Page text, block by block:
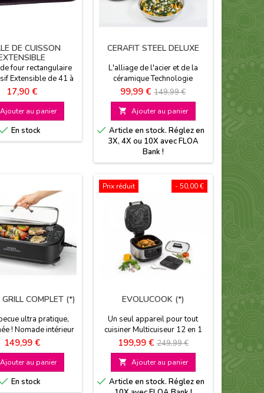
DE CUISSON
four rectangulaire
Extensible de 41 à
au plat à four
plaque à four
Prix
17,90 €
Ajouter au panier
 En stock
CERAFIT STEEL DELUXE
L'alliage de l'acier et de la
céramique Technologie
allemande brevetée Solidité et
robustesse Propriétés
antiadhésives avec 1 Nicer
Dicer Quick 7 pièces offert
Prix
99,99 € Prix
base
149,99 €
 Ajouter au panier
 Article en stock. Réglez en
3X, 4X ou 10X avec FLOA
Bank !
COMPLET (*)
ultra pratique,
! Nomade intérieur
Cuisson saine,
Antiadhésif
Prix
149,99 €
Ajouter au panier
 En stock
- 50,00 €
Prix réduit
EVOLUCOOK (*)
Un seul appareil pour tout
cuisiner Multicuiseur 12 en 1
Grill, air fryer, multicuiseur
Facile d'utilisation Gain de
place
Prix
199,99 € Prix
de
base
249,99 €
 Ajouter au panier
 Article en stock. Réglez en